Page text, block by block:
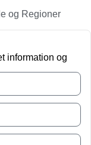
og Regioner
information og